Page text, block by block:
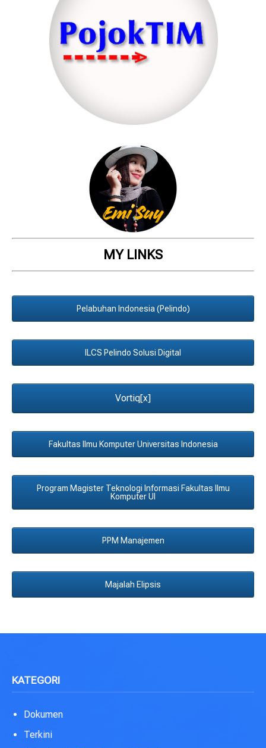
MY LINKS
Pelabuhan Indonesia (Pelindo)
ILCS Pelindo Solusi Digital
Vortiq[x]
Fakultas Ilmu Komputer Universitas Indonesia
Program Magister Teknologi Informasi Fakultas Ilmu
Komputer UI
PPM Manajemen
Majalah Elipsis
KATEGORI
Dokumen
Terkini